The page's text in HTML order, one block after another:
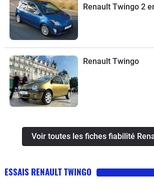
Renault Twingo 2
Renault Twingo
Voir toutes les fiches fiabilité
ESSAIS RENAULT TWINGO